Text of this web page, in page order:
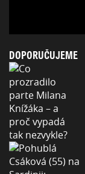
DOPORUČUJEME